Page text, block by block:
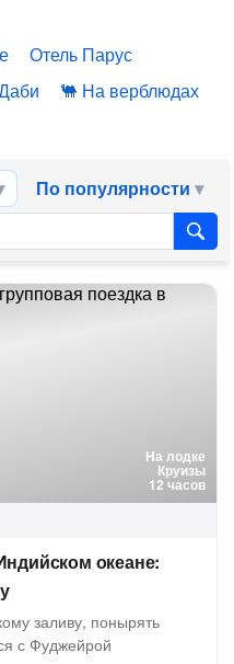
Отель Парус
На верблюдах
По популярности
На лодке
Круизы
12 часов
океане:
заливу, понырять
с Фуджейрой